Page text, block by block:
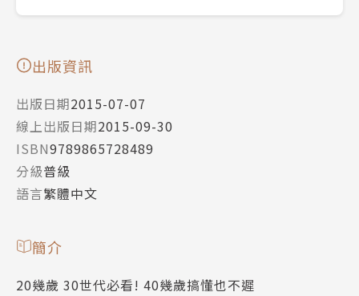
出版資訊
出版日期2015-07-07
線上出版日期2015-09-30
ISBN9789865728489
分級普級
語言繁體中文
簡介
20幾歲 30世代必看! 40幾歲搞懂也不遲